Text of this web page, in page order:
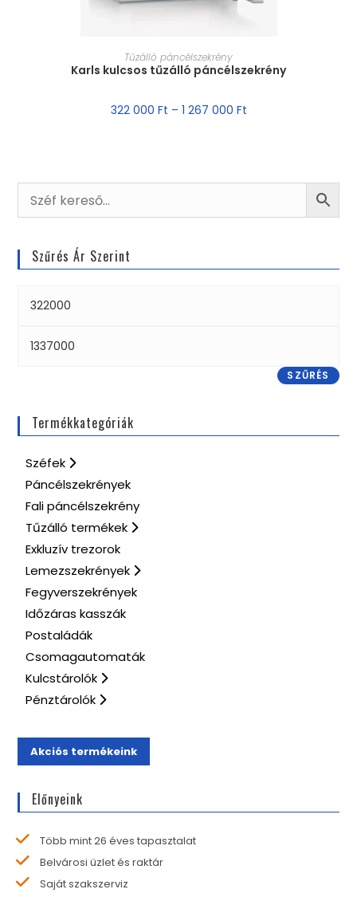
MÉRET VÁLASZTÁSA
Tűzálló páncélszekrény
Karls kulcsos tűzálló páncélszekrény
322 000 Ft – 1 267 000 Ft
Szűrés Ár Szerint
SZŰRÉS
Termékkategóriák
Széfek
Páncélszekrények
Fali páncélszekrény
Tűzálló termékek
Exkluzív trezorok
Lemezszekrények
Fegyverszekrények
Időzáras kasszák
Postaládák
Csomagautomaták
Kulcstárolók
Pénztárolók
Akciós termékeink
Előnyeink
Több mint 26 éves tapasztalat
Belvárosi üzlet és raktár
Saját szakszerviz